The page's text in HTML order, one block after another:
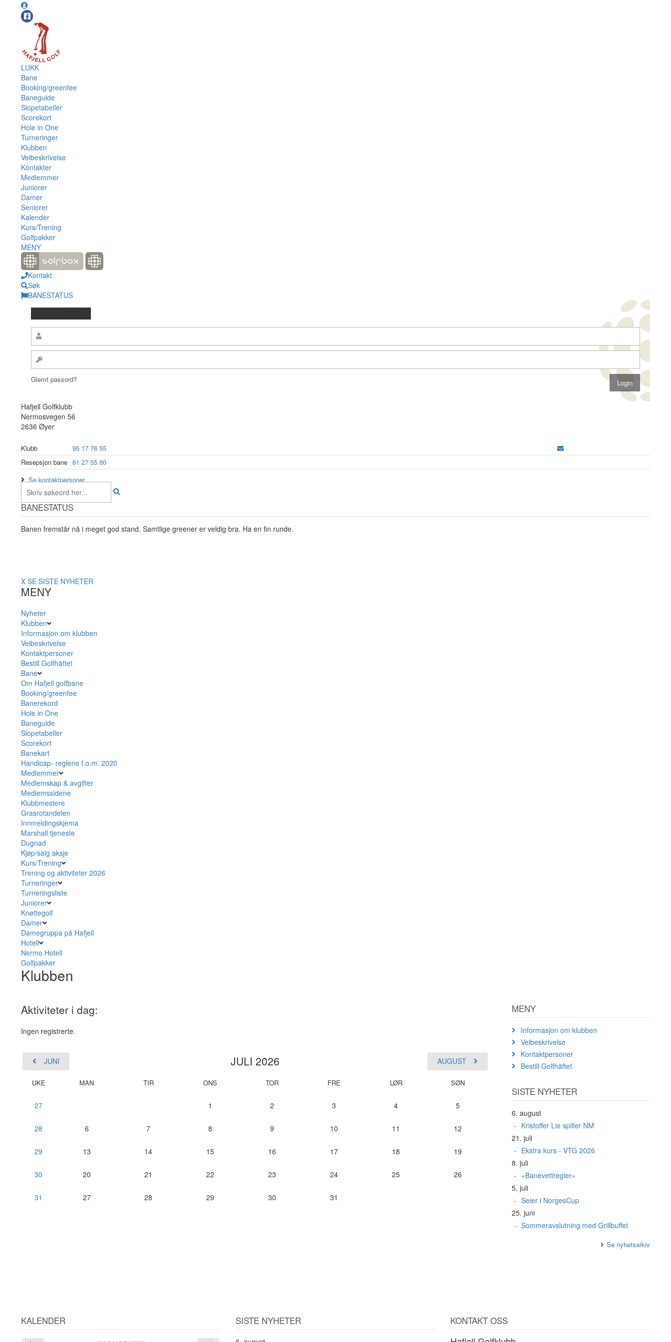
LUKK
Bane
Booking/greenfee
Baneguide
Slopetabeller
Scorekort
Hole in One
Turneringer
Klubben
Veibeskrivelse
Kontakter
Medlemmer
Juniorer
Damer
Seniorer
Kalender
Kurs/Trening
Golfpakker
MENY
Kontakt
Søk
BANESTATUS
Glemt passord?
Hafjell Golfklubb
Nermosvegen 56
2636 Øyer
Klubb
95 17 76 55
Resepsjon bane 61 27 55 80
Se kontaktpersoner
BANESTATUS
Banen fremstår nå i meget god stand. Samtlige greener er veldig bra. Ha en fin runde.
X SE SISTE NYHETER
MENY
Nyheter
Klubben
Informasjon om klubben
Veibeskrivelse
Kontaktpersoner
Bestill Golfhäftet
Bane
Om Hafjell golfbane
Booking/greenfee
Banerekord
Hole in One
Baneguide
Slopetabeller
Scorekort
Banekart
Handicap- reglene f.o.m. 2020
Medlemmer
Medlemskap & avgifter
Medlemssidene
Klubbmestere
Grasrotandelen
Innmeldingskjema
Marshall tjeneste
Dugnad
Kjøp/salg aksje
Kurs/Trening
Trening og aktiviteter 2026
Turneringer
Turneringsliste
Juniorer
Knøttegolf
Damer
Damegruppa på Hafjell
Hotell
Nermo Hotell
Golfpakker
Klubben
Aktiviteter i dag:
Ingen registrerte.
JUNI AUGUST
JULI 2026
UKE MAN TIR ONS TOR FRE LØR SØN
27 1 2 3 4 5
28 6 7 8 9 10 11 12
29 13 14 15 16 17 18 19
30 20 21 22 23 24 25 26
31 27 28 29 30 31
MENY
Informasjon om klubben
Veibeskrivelse
Kontaktpersoner
Bestill Golfhäftet
SISTE NYHETER
6. august
Kristoffer Lie spiller NM
21. juli
Ekstra kurs - VTG 2026
8. juli
«Banevettregler»
5. juli
Seier i NorgesCup
25. juni
Sommeravslutning med Grillbuffet
Se nyhetsarkiv
KALENDER SISTE NYHETER KONTAKT OSS